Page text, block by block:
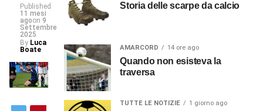
Published
11 mesi
agoon 9
Settembre
2025
By Luca
Boate
Storia delle scarpe da calcio
AMARCORD 14 ore ago
Quando non esisteva la
traversa
TUTTE LE NOTIZIE 1 giorno ago